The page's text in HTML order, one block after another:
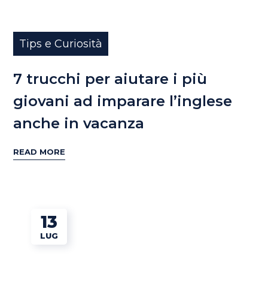
Tips e Curiosità
7 trucchi per aiutare i più
giovani ad imparare l’inglese
anche in vacanza
READ MORE
13
LUG